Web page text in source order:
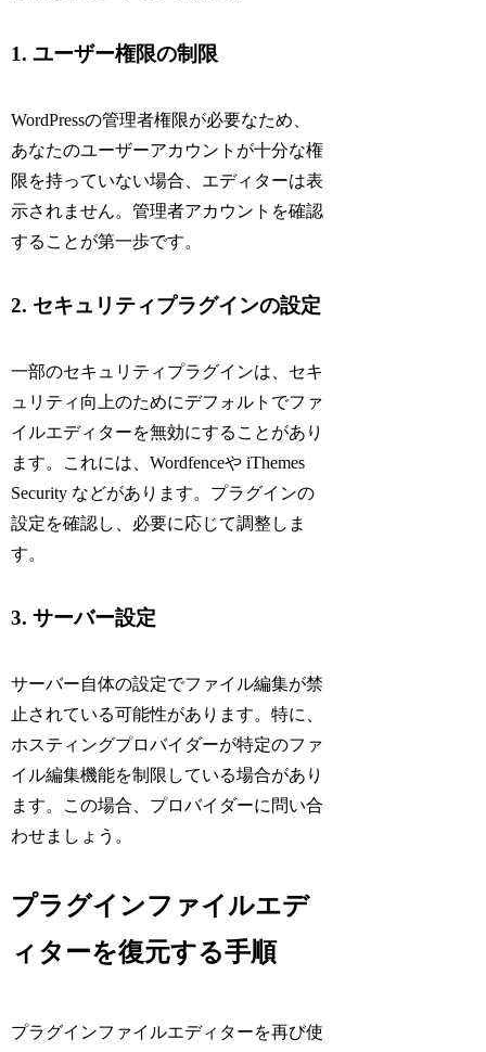
1. ユーザー権限の制限
WordPressの管理者権限が必要なため、
あなたのユーザーアカウントが十分な権
限を持っていない場合、エディターは表
示されません。管理者アカウントを確認
することが第一歩です。
2. セキュリティプラグインの設定
一部のセキュリティプラグインは、セキ
ュリティ向上のためにデフォルトでファ
イルエディターを無効にすることがあり
ます。これには、Wordfenceや iThemes
Security などがあります。プラグインの
設定を確認し、必要に応じて調整しま
す。
3. サーバー設定
サーバー自体の設定でファイル編集が禁
止されている可能性があります。特に、
ホスティングプロバイダーが特定のファ
イル編集機能を制限している場合があり
ます。この場合、プロバイダーに問い合
わせましょう。
プラグインファイルエデ
ィターを復元する手順
プラグインファイルエディターを再び使